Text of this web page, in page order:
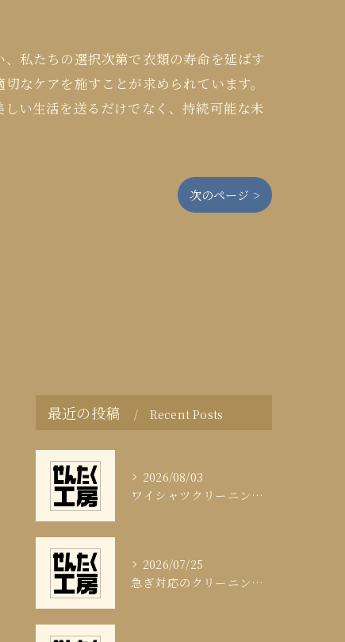
私たちの選択次第で衣類の寿命を延ばす
なケアを施すことが求められています。
い生活を送るだけでなく、持続可能な未
次のページ >
最近の投稿 Recent Posts
2026/08/03
ワイシャツクリーニング頻度と清潔感の科学
2026/07/25
急ぎ対応のクリーニング即日サービスの秘訣